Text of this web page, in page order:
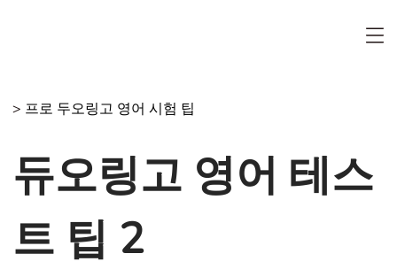
> 프로 두오링고 영어 시험 팁
듀오링고 영어 테스
트 팁 2